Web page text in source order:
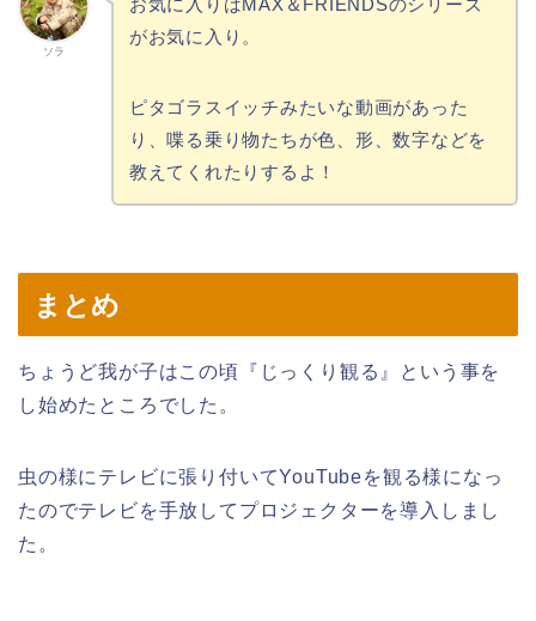
ソラ
お気に入りはMAX＆FRIENDSのシリーズ
がお気に入り。
ピタゴラスイッチみたいな動画があった
り、喋る乗り物たちが色、形、数字などを
教えてくれたりするよ！
まとめ
ちょうど我が子はこの頃『じっくり観る』という事を
し始めたところでした。
虫の様にテレビに張り付いてYouTubeを観る様になっ
たのでテレビを手放してプロジェクターを導入しまし
た。